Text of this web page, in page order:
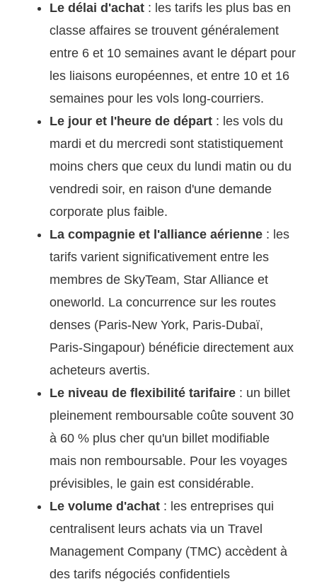
Le délai d'achat : les tarifs les plus bas en
classe affaires se trouvent généralement
entre 6 et 10 semaines avant le départ pour
les liaisons européennes, et entre 10 et 16
semaines pour les vols long-courriers.
Le jour et l'heure de départ : les vols du
mardi et du mercredi sont statistiquement
moins chers que ceux du lundi matin ou du
vendredi soir, en raison d'une demande
corporate plus faible.
La compagnie et l'alliance aérienne : les
tarifs varient significativement entre les
membres de SkyTeam, Star Alliance et
oneworld. La concurrence sur les routes
denses (Paris-New York, Paris-Dubaï,
Paris-Singapour) bénéficie directement aux
acheteurs avertis.
Le niveau de flexibilité tarifaire : un billet
pleinement remboursable coûte souvent 30
à 60 % plus cher qu'un billet modifiable
mais non remboursable. Pour les voyages
prévisibles, le gain est considérable.
Le volume d'achat : les entreprises qui
centralisent leurs achats via un Travel
Management Company (TMC) accèdent à
des tarifs négociés confidentiels